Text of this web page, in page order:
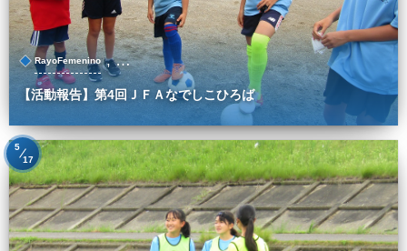
RayoFemenino , …
【活動報告】第4回ＪＦＡなでしこひろば
5
17